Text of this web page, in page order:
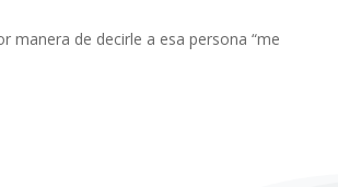
manera de decirle a esa persona “me